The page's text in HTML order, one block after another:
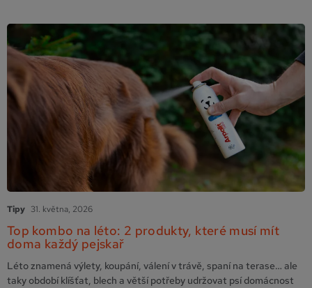
Tipy 31. května, 2026
Top kombo na léto: 2 produkty, které musí mít
doma každý pejskař
Léto znamená výlety, koupání, válení v trávě, spaní na terase… ale
taky období klíšťat, blech a větší potřeby udržovat psí domácnost